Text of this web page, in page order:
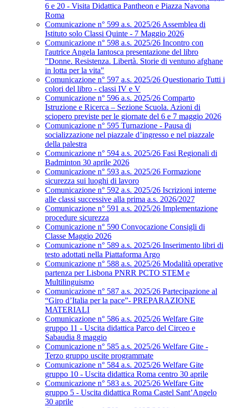
6 e 20 - Visita Didattica Pantheon e Piazza Navona
Roma
Comunicazione n° 599 a.s. 2025/26 Assemblea di
Istituto solo Classi Quinte - 7 Maggio 2026
Comunicazione n° 598 a.s. 2025/26 Incontro con
l'autrice Angela Iantosca presentazione del libro
"Donne. Resistenza. Libertà. Storie di ventuno afghane
in lotta per la vita"
Comunicazione n° 597 a.s. 2025/26 Questionario Tutti i
colori del libro - classi IV e V
Comunicazione n° 596 a.s. 2025/26 Comparto
Istruzione e Ricerca – Sezione Scuola. Azioni di
sciopero previste per le giornate del 6 e 7 maggio 2026
Comunicazione n° 595 Turnazione - Pausa di
socializzazione nel piazzale d’ingresso e nel piazzale
della palestra
Comunicazione n° 594 a.s. 2025/26 Fasi Regionali di
Badminton 30 aprile 2026
Comunicazione n° 593 a.s. 2025/26 Formazione
sicurezza sui luoghi di lavoro
Comunicazione n° 592 a.s. 2025/26 Iscrizioni interne
alle classi successive alla prima a.s. 2026/2027
Comunicazione n° 591 a.s. 2025/26 Implementazione
procedure sicurezza
Comunicazione n° 590 Convocazione Consigli di
Classe Maggio 2026
Comunicazione n° 589 a.s. 2025/26 Inserimento libri di
testo adottati nella Piattaforma Argo
Comunicazione n° 588 a.s. 2025/26 Modalità operative
partenza per Lisbona PNRR PCTO STEM e
Multilinguismo
Comunicazione n° 587 a.s. 2025/26 Partecipazione al
“Giro d’Italia per la pace”- PREPARAZIONE
MATERIALI
Comunicazione n° 586 a.s. 2025/26 Welfare Gite
gruppo 11 - Uscita didattica Parco del Circeo e
Sabaudia 8 maggio
Comunicazione n° 585 a.s. 2025/26 Welfare Gite -
Terzo gruppo uscite programmate
Comunicazione n° 584 a.s. 2025/26 Welfare Gite
gruppo 10 - Uscita didattica Roma centro 30 aprile
Comunicazione n° 583 a.s. 2025/26 Welfare Gite
gruppo 5 - Uscita didattica Roma Castel Sant’Angelo
30 aprile